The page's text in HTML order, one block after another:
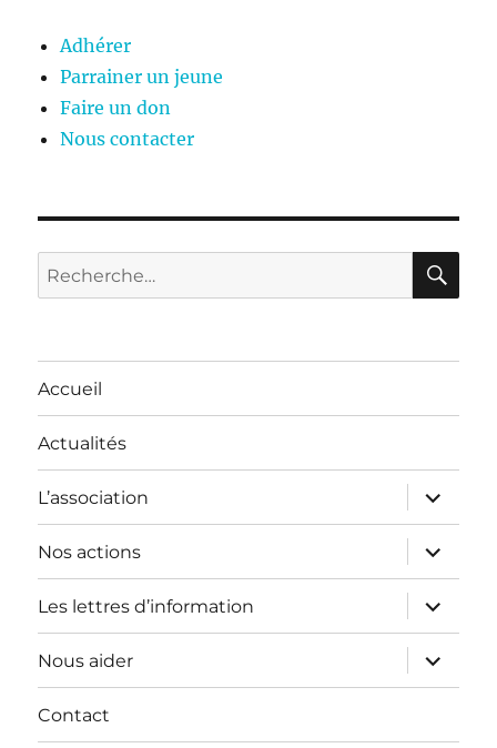
Adhérer
Parrainer un jeune
Faire un don
Nous contacter
Recherche
pour :
Accueil
Actualités
L’association
ouvrir
le
sous-
menu
Nos actions
ouvrir
le
sous-
menu
Les lettres d’information
ouvrir
le
sous-
menu
Nous aider
ouvrir
le
sous-
Contact